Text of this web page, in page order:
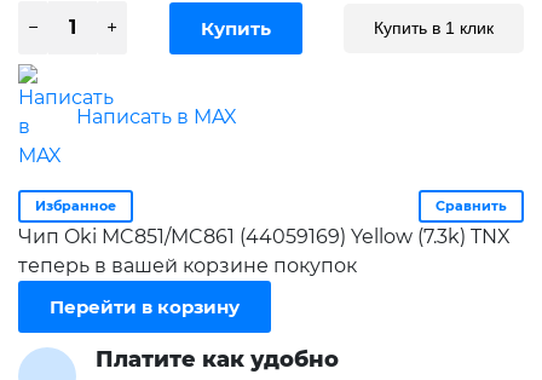
Купить в 1 клик
Написать в MAX
Избранное Сравнить
Чип Oki MC851/MC861 (44059169) Yellow (7.3k) TNX
теперь в вашей корзине покупок
Перейти в корзину
Платите как удобно